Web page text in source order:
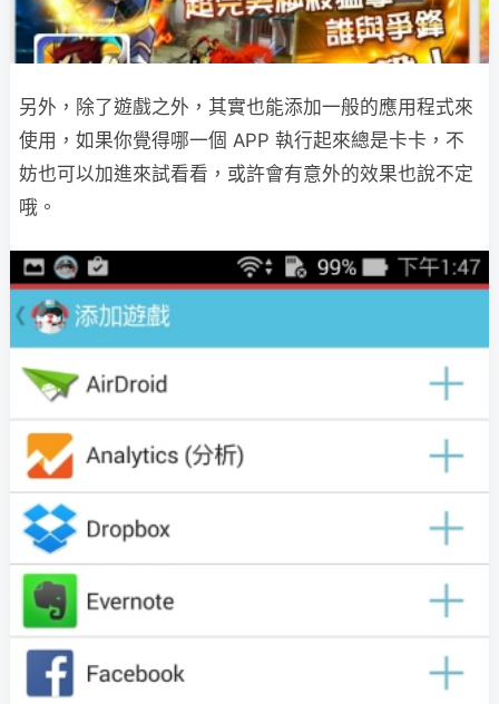
另外，除了遊戲之外，其實也能添加一般的應用程式來
使用，如果你覺得哪一個 APP 執行起來總是卡卡，不
妨也可以加進來試看看，或許會有意外的效果也說不定
哦。